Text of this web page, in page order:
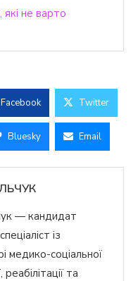
не варто
Facebook Twitter
Bluesky Email
— кандидат
із
медико-соціальної
та